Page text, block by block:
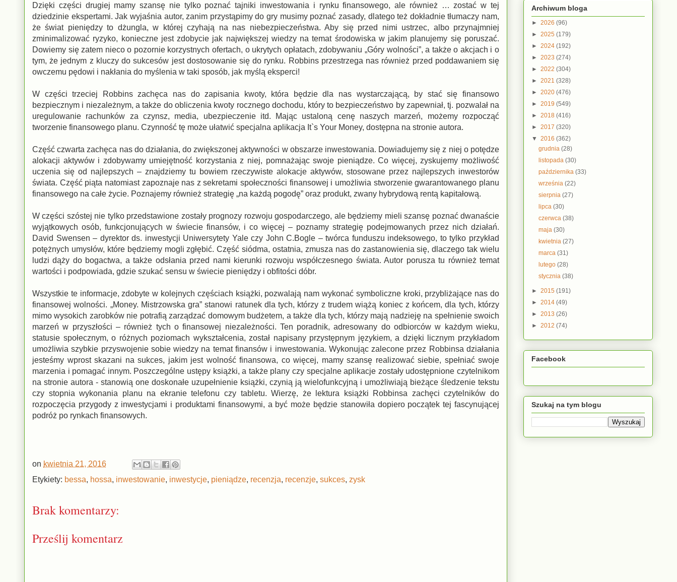
Dzięki części drugiej mamy szansę nie tylko poznać tajniki inwestowania i rynku finansowego, ale również … zostać w tej
dziedzinie ekspertami. Jak wyjaśnia autor, zanim przystąpimy do gry musimy poznać zasady, dlatego też dokładnie tłumaczy nam,
że świat pieniędzy to dżungla, w której czyhają na nas niebezpieczeństwa. Aby się przed nimi ustrzec, albo przynajmniej
zminimalizować ryzyko, konieczne jest zdobycie jak największej wiedzy na temat środowiska w jakim planujemy się poruszać.
Dowiemy się zatem nieco o pozornie korzystnych ofertach, o ukrytych opłatach, zdobywaniu „Góry wolności”, a także o akcjach i o
tym, że jednym z kluczy do sukcesów jest dostosowanie się do rynku. Robbins przestrzega nas również przed poddawaniem się
owczemu pędowi i nakłania do myślenia w taki sposób, jak myślą eksperci!
W części trzeciej Robbins zachęca nas do zapisania kwoty, która będzie dla nas wystarczającą, by stać się finansowo
bezpiecznym i niezależnym, a także do obliczenia kwoty rocznego dochodu, który to bezpieczeństwo by zapewniał, tj. pozwalał na
uregulowanie rachunków za czynsz, media, ubezpieczenie itd. Mając ustaloną cenę naszych marzeń, możemy rozpocząć
tworzenie finansowego planu. Czynność tę może ułatwić specjalna aplikacja It`s Your Money, dostępna na stronie autora.
Część czwarta zachęca nas do działania, do zwiększonej aktywności w obszarze inwestowania. Dowiadujemy się z niej o potędze
alokacji aktywów i zdobywamy umiejętność korzystania z niej, pomnażając swoje pieniądze. Co więcej, zyskujemy możliwość
uczenia się od najlepszych – znajdziemy tu bowiem rzeczywiste alokacje aktywów, stosowane przez najlepszych inwestorów
świata. Część piąta natomiast zapoznaje nas z sekretami społeczności finansowej i umożliwia stworzenie gwarantowanego planu
finansowego na całe życie. Poznajemy również strategię „na każdą pogodę” oraz produkt, zwany hybrydową rentą kapitałową.
W części szóstej nie tylko przedstawione zostały prognozy rozwoju gospodarczego, ale będziemy mieli szansę poznać dwanaście
wyjątkowych osób, funkcjonujących w świecie finansów, i co więcej – poznamy strategię podejmowanych przez nich działań.
David Swensen – dyrektor ds. inwestycji Uniwersytety Yale czy John C.Bogle – twórca funduszu indeksowego, to tylko przykład
potężnych umysłów, które będziemy mogli zgłębić. Część siódma, ostatnia, zmusza nas do zastanowienia się, dlaczego tak wielu
ludzi dąży do bogactwa, a także odsłania przed nami kierunki rozwoju współczesnego świata. Autor porusza tu również temat
wartości i podpowiada, gdzie szukać sensu w świecie pieniędzy i obfitości dóbr.
Wszystkie te informacje, zdobyte w kolejnych częściach książki, pozwalają nam wykonać symboliczne kroki, przybliżające nas do
finansowej wolności. „Money. Mistrzowska gra” stanowi ratunek dla tych, którzy z trudem wiążą koniec z końcem, dla tych, którzy
mimo wysokich zarobków nie potrafią zarządzać domowym budżetem, a także dla tych, którzy mają nadzieję na spełnienie swoich
marzeń w przyszłości – również tych o finansowej niezależności. Ten poradnik, adresowany do odbiorców w każdym wieku,
statusie społecznym, o różnych poziomach wykształcenia, został napisany przystępnym językiem, a dzięki licznym przykładom
umożliwia szybkie przyswojenie sobie wiedzy na temat finansów i inwestowania. Wykonując zalecone przez Robbinsa działania
jesteśmy wprost skazani na sukces, jakim jest wolność finansowa, co więcej, mamy szansę realizować siebie, spełniać swoje
marzenia i pomagać innym. Poszczególne ustępy książki, a także plany czy specjalne aplikacje zostały udostępnione czytelnikom
na stronie autora - stanowią one doskonałe uzupełnienie książki, czynią ją wielofunkcyjną i umożliwiają bieżące śledzenie tekstu
czy stopnia wykonania planu na ekranie telefonu czy tabletu. Wierzę, że lektura książki Robbinsa zachęci czytelników do
rozpoczęcia przygody z inwestycjami i produktami finansowymi, a być może będzie stanowiła dopiero początek tej fascynującej
podróż po rynkach finansowych.
on kwietnia 21, 2016
Etykiety: bessa, hossa, inwestowanie, inwestycje, pieniądze, recenzja, recenzje, sukces, zysk
Brak komentarzy:
Prześlij komentarz
Archiwum bloga
► 2026 (96)
► 2025 (179)
► 2024 (192)
► 2023 (274)
► 2022 (304)
► 2021 (328)
► 2020 (476)
► 2019 (549)
► 2018 (416)
► 2017 (320)
▼ 2016 (362)
grudnia(28)
listopada(30)
października(33)
września(22)
sierpnia(27)
lipca(30)
czerwca(38)
maja(30)
kwietnia(27)
marca(31)
lutego(28)
stycznia(38)
► 2015 (191)
► 2014 (49)
► 2013 (26)
► 2012 (74)
Facebook
Szukaj na tym blogu